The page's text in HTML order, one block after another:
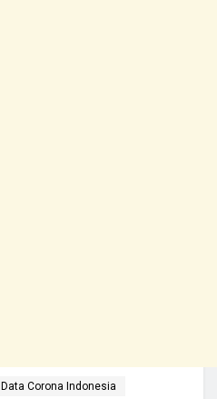
Data Corona Indonesia